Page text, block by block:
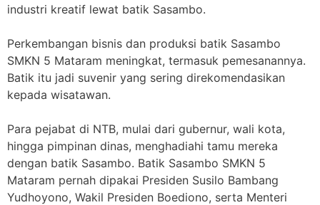
industri kreatif lewat batik Sasambo.
Perkembangan bisnis dan produksi batik Sasambo
SMKN 5 Mataram meningkat, termasuk pemesanannya.
Batik itu jadi suvenir yang sering direkomendasikan
kepada wisatawan.
Para pejabat di NTB, mulai dari gubernur, wali kota,
hingga pimpinan dinas, menghadiahi tamu mereka
dengan batik Sasambo. Batik Sasambo SMKN 5
Mataram pernah dipakai Presiden Susilo Bambang
Yudhoyono, Wakil Presiden Boediono, serta Menteri